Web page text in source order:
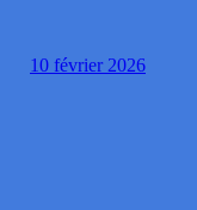
10 février 2026